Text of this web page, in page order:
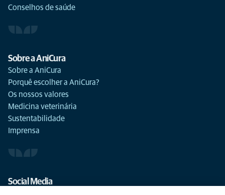
Conselhos de saúde
Sobre a AniCura
Sobre a AniCura
Porquê escolher a AniCura?
Os nossos valores
Medicina veterinária
Sustentabilidade
Imprensa
Social Media